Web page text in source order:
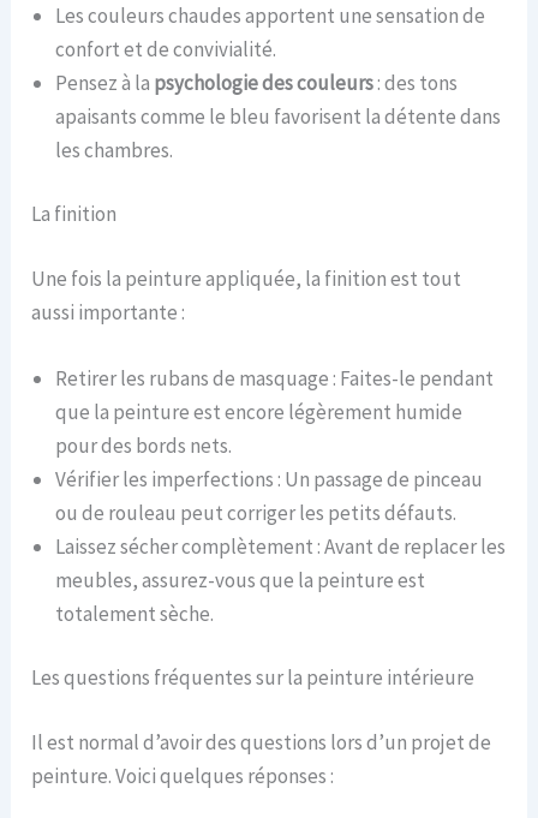
Les couleurs chaudes apportent une sensation de
confort et de convivialité.
Pensez à la psychologie des couleurs: des tons
apaisants comme le bleu favorisent la détente dans
les chambres.
La finition
Une fois la peinture appliquée, la finition est tout
aussi importante :
Retirer les rubans de masquage : Faites-le pendant
que la peinture est encore légèrement humide
pour des bords nets.
Vérifier les imperfections : Un passage de pinceau
ou de rouleau peut corriger les petits défauts.
Laissez sécher complètement : Avant de replacer les
meubles, assurez-vous que la peinture est
totalement sèche.
Les questions fréquentes sur la peinture intérieure
Il est normal d’avoir des questions lors d’un projet de
peinture. Voici quelques réponses :